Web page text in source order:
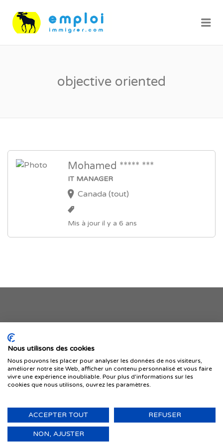
objective oriented
Mohamed ***** ***
IT MANAGER
Canada (tout)
Mis à jour il y a 6 ans
Je publie mon offre
© 1999-2026 IMMIGRER.COM INC. — TOUS DROITS RÉSERVÉS
Nous utilisons des cookies
Nous pouvons les placer pour analyser les données de nos visiteurs,
améliorer notre site Web, afficher un contenu personnalisé et vous faire
vivre une expérience inoubliable. Pour plus d'informations sur les
cookies que nous utilisons, ouvrez les paramètres.
ACCEPTER TOUT REFUSER
NON, AJUSTER